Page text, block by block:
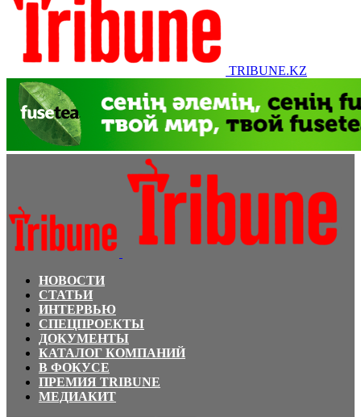
TRIBUNE.KZ
НОВОСТИ
СТАТЬИ
ИНТЕРВЬЮ
СПЕЦПРОЕКТЫ
ДОКУМЕНТЫ
КАТАЛОГ КОМПАНИЙ
В ФОКУСЕ
ПРЕМИЯ TRIBUNE
МЕДИАКИТ